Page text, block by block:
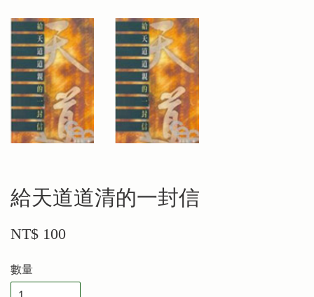
給天道道清的一封信
NT$ 100
數量